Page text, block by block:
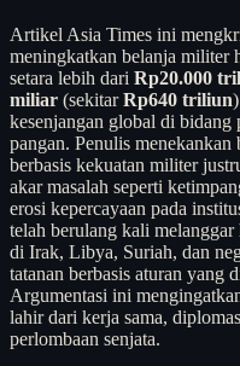
Artikel Asia Times ini
meningkatkan belanja militer
setara lebih dari Rp20.000
miliar (sekitarRp640 triliun
kesenjangan global di bidang
pangan. Penulis menekankan
berbasis kekuatan militer
akar masalah seperti
erosi kepercayaan pada
telah berulang kali
di Irak, Libya, Suriah, dan
tatanan berbasis aturan yang
Argumentasi ini
lahir dari kerja sama,
perlombaan senjata.